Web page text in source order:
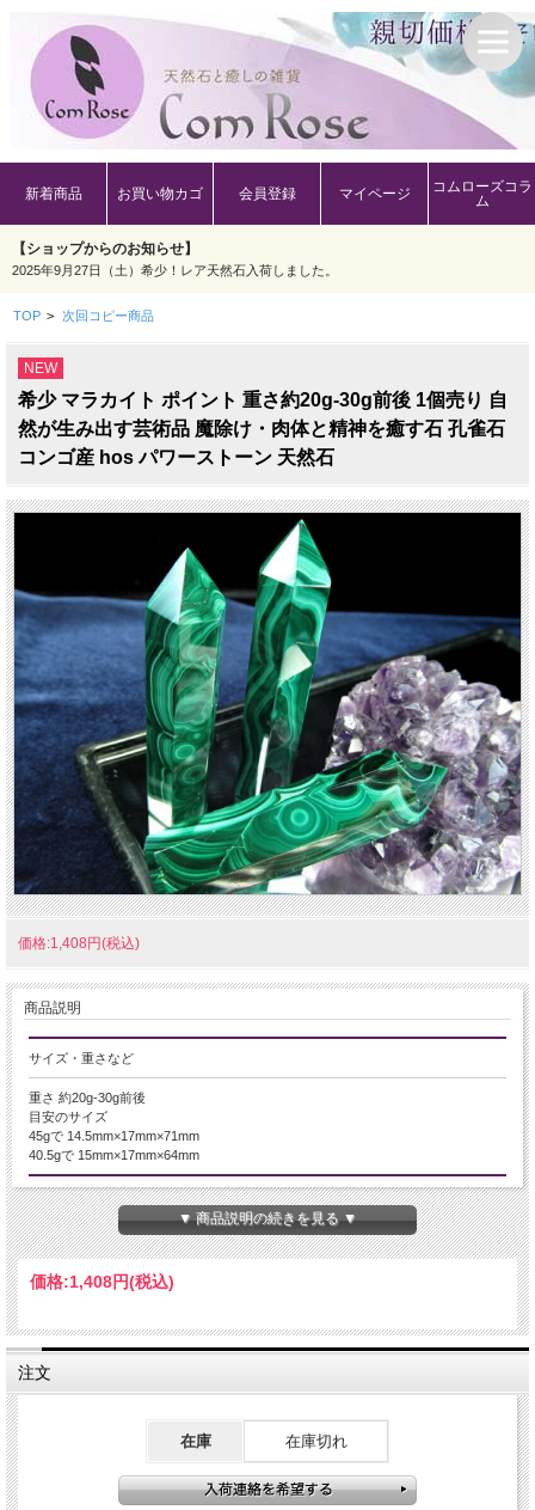
新着商品 お買い物カゴ 会員登録 マイページ
コムローズコラ
ム
【ショップからのお知らせ】
2025年9月27日（土）希少！レア天然石入荷しました。
TOP > 次回コピー商品
NEW
希少 マラカイト ポイント 重さ約20g-30g前後 1個売り 自
然が生み出す芸術品 魔除け・肉体と精神を癒す石 孔雀石
コンゴ産 hos パワーストーン 天然石
価格:1,408円(税込)
商品説明
サイズ・重さなど
重さ 約20g-30g前後
目安のサイズ
45gで 14.5mm×17mm×71mm
40.5gで 15mm×17mm×64mm
産地・原産国
コンゴ
グレードなど
名称など
マラカイト（孔雀石） ポイント（六角柱）
マラカイト（孔雀石）ポイント
▼ 商品説明の続きを見る ▼
価格:1,408円(税込)
注文
在庫 在庫切れ